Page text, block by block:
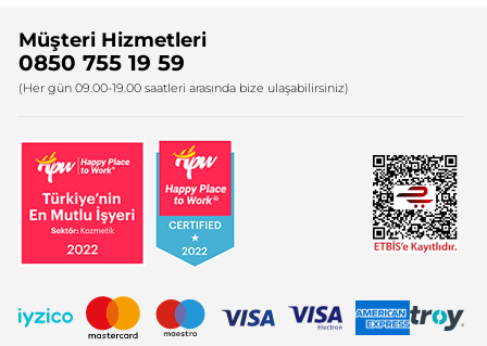
Bize Ulaşın
Firma Bilgileri
Müşteri Hizmetleri
0850 755 19 59
(Her gün 09.00-19.00 saatleri arasında bize ulaşabilirsiniz)